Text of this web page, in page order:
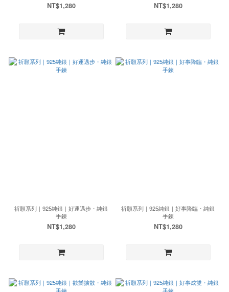
NT$1,280 NT$1,280
祈願系列｜925純銀｜好運邁步・純銀
手鍊
NT$1,280
祈願系列｜925純銀｜好事降臨・純銀
手鍊
NT$1,280